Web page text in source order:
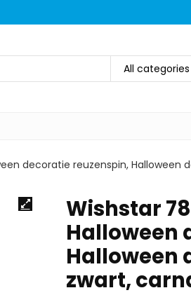
All categories
decoratie reuzenspin,
Wishstar
Halloween
Halloween
zwart,